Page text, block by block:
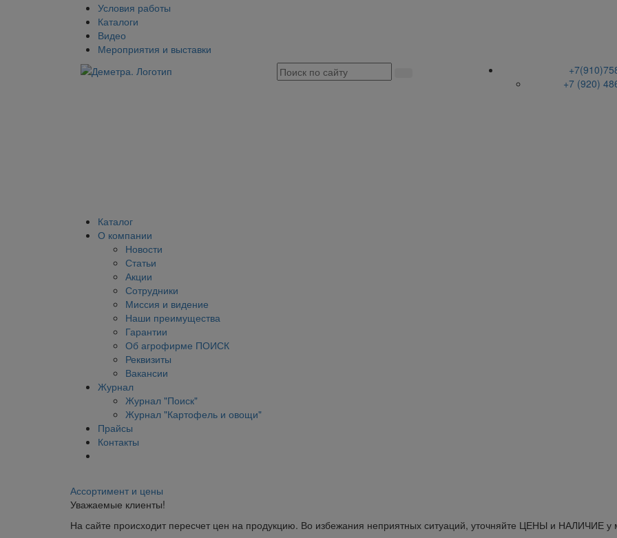
Условия работы
Каталоги
Видео
Мероприятия и выставки
+7 (920)
Каталог
О компании
Новости
Статьи
Акции
Сотрудники
Миссия и видение
Наши преимущества
Гарантии
Об агрофирме ПОИСК
Реквизиты
Вакансии
Журнал
Журнал "Поиск"
Журнал "Картофель и овощи"
Прайсы
Контакты
Ассортимент и цены
Уважаемые клиенты!
На сайте происходит пересчет цен на продукцию. Во избежания неприятных ситуаций, уточняйте ЦЕНЫ и НАЛИЧИЕ у